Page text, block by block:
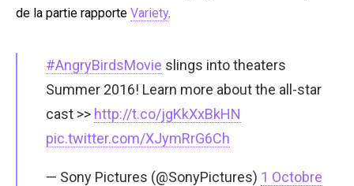
de la partie rapporte Variety.
#AngryBirdsMovie slings into theaters
Summer 2016! Learn more about the all-star
cast >> http://t.co/jgKkXxBkHN
pic.twitter.com/XJymRrG6Ch
— Sony Pictures (@SonyPictures) 1 Octobre